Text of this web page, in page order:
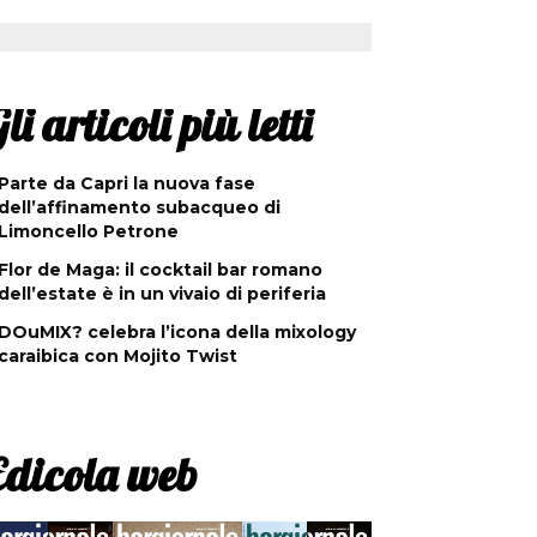
articoli più letti
da Capri la nuova fase
subacqueo di
Petrone
de Maga: il cocktail bar romano
è in un vivaio di periferia
celebra l’icona della mixology
con Mojito Twist
web